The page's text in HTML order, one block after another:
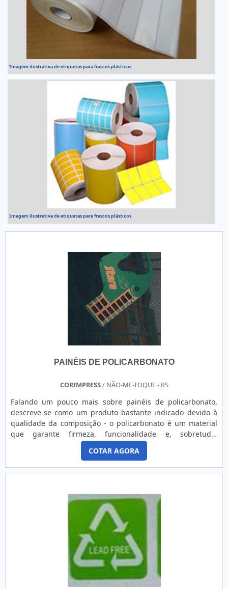
Imagem ilustrativa de etiquetas para frascos plásticos
Imagem ilustrativa de etiquetas para frascos plásticos
PAINÉIS DE POLICARBONATO
CORIMPRESS/ NÃO-ME-TOQUE - RS
Falando um pouco mais sobre painéis de policarbonato,
descreve-se como um produto bastante indicado devido à
qualidade da composição - o policarbonato é um material
que garante firmeza, funcionalidade e, sobretudo,
qualidade na impressão.O PRODUTO OFERECE DIVERSAS
VANTAGENSProduzido em policarbonato específico com
recortes, formas, cores e informações de acordo com as
necessidades de determinada empresa tendo a
de transmitir quaisquer informações que sejam pertinentes
aos consumidores, fator de extrema importância para o
como:Estabelecimentos;Comércio;Empresas;Entre
outros.Ainda assim, tem como característica da
empregabilidade elevada resistência, leveza, qualidade na
impressão, isolamento elétrico e resistência térmica, tais
fatores garantem aumento da qualidade com retenção dos
custos a médio e longo prazo e, em alguns casos
COTAR AGORA